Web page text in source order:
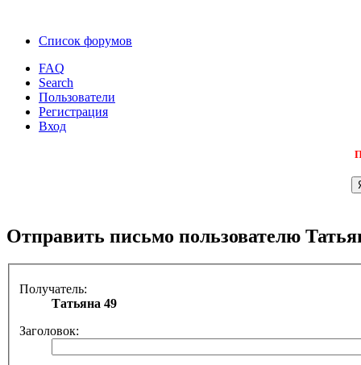
Список форумов
FAQ
Search
Пользователи
Регистрация
Вход
Отправить письмо пользователю
Получатель:
Татьяна 49
Заголовок: